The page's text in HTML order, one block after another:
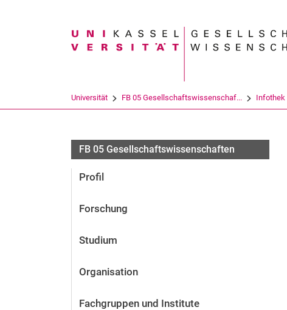
Suchbegriff
Universität FB 05 Gesellschaftswissenschaf... Infothek
FB 05 Gesellschaftswissenschaften
Profil
Forschung
Studium
Organisation
Fachgruppen und Institute